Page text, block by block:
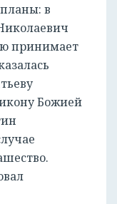
в
принимает
Божией